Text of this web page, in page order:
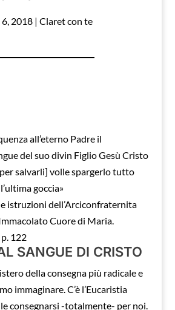
6, 2018| Claret con te
all’eterno Padre il
del suo divin Figlio Gesù Cristo
salvarli] volle spargerlo tutto
goccia»
istruzioni dell’Arciconfraternita
Cuore di Maria.
122
SANGUE DI CRISTO
della consegna più radicale e
immaginare. C’è l’Eucaristia
consegnarsi -totalmente- per noi.